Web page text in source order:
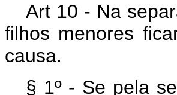
Art 10 - Na
filhos menores
causa.
§ 1º - Se pela